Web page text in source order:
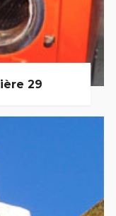
29